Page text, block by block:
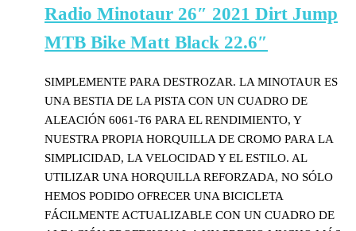
Radio Minotaur 26″ 2021 Dirt Jump
MTB Bike Matt Black 22.6″
SIMPLEMENTE PARA DESTROZAR. LA MINOTAUR ES
UNA BESTIA DE LA PISTA CON UN CUADRO DE
ALEACIÓN 6061-T6 PARA EL RENDIMIENTO, Y
NUESTRA PROPIA HORQUILLA DE CROMO PARA LA
SIMPLICIDAD, LA VELOCIDAD Y EL ESTILO. AL
UTILIZAR UNA HORQUILLA REFORZADA, NO SÓLO
HEMOS PODIDO OFRECER UNA BICICLETA
FÁCILMENTE ACTUALIZABLE CON UN CUADRO DE